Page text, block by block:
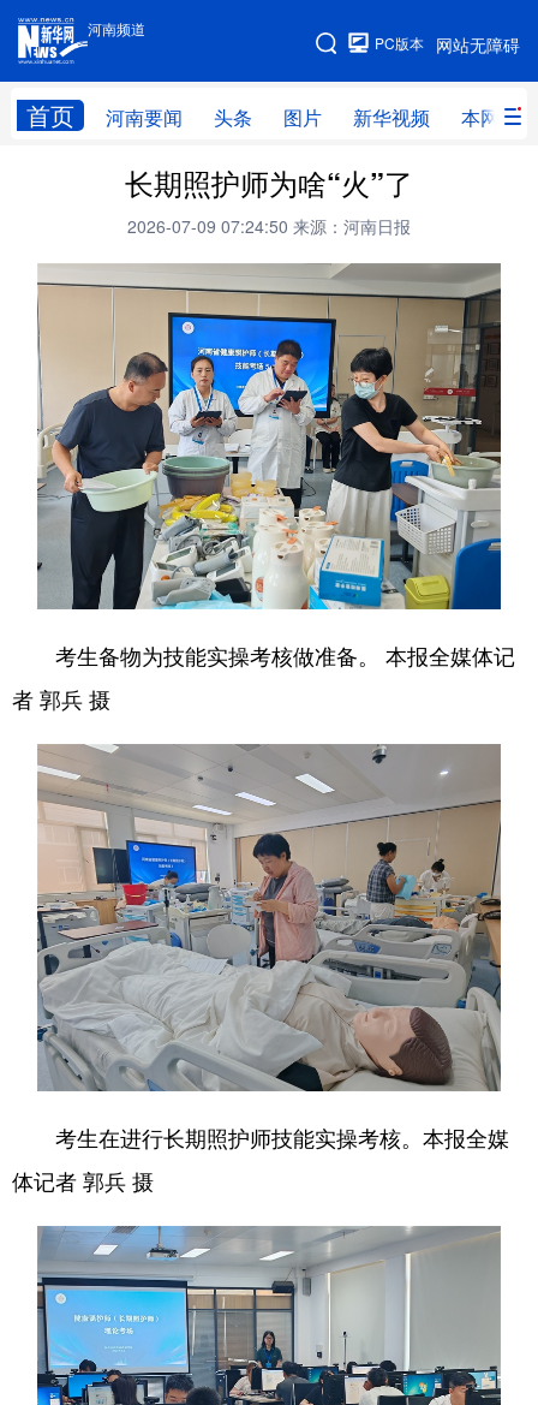
河南频道
网站无障碍
PC版本
首页 河南要闻 头条 图片 新华视频 本网原创
河南频道
网站地图
频道首页 河南要闻
本网原创 新华访谈
直播 新华社记者看河南 领导活动报道集
廉政 新华视频
专题 网群推广 地方动态
乡村振兴 工业能源 科教兴省
民生社会 医疗健康 金融兴豫
文旅新探 豫股百家
上海 浙江
安徽 福建 江西
山东 河南 湖北
湖南 广东 广西
海南 重庆 四川
贵州 云南 西藏
陕西 甘肃 青海
宁夏 新疆 内蒙古
黑龙江
多语种频道
English Español
عربى Русский язык
长期照护师为啥“火”了
2026-07-09 07:24:50 来源：河南日报
考生备物为技能实操考核做准备。 本报全媒体记
者 郭兵 摄
考生在进行长期照护师技能实操考核。本报全媒
体记者 郭兵 摄